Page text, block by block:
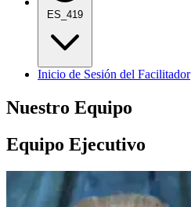
ES_419
Inicio de Sesión del Facilitador
Nuestro Equipo
Equipo Ejecutivo